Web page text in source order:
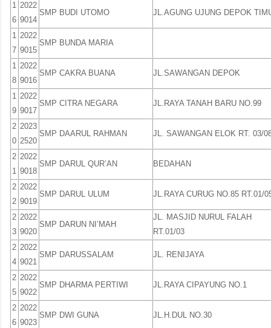
1
6
2022
9014
SMP BUDI UTOMO JL.AGUNG UJUNG DEPOK
1
7
2022
9015
SMP BUNDA MARIA
1
8
2022
9016
SMP CAKRA BUANA JL.SAWANGAN DEPOK
1
9
2022
9017
SMP CITRA NEGARA JL.RAYA TANAH BARU NO.99
2
0
2023
2520
SMP DAARUL RAHMAN JL. SAWANGAN ELOK RT. 03/
2
1
2022
9018
SMP DARUL QUR’AN BEDAHAN
2
2
2022
9019
SMP DARUL ULUM JL.RAYA CURUG NO.85 RT.01/
2
3
2022
9020
SMP DARUN NI’MAH
JL. MASJID NURUL FALAH
RT.01/03
2
4
2022
9021
SMP DARUSSALAM JL. RENIJAYA
2
5
2022
9022
SMP DHARMA PERTIWI JL.RAYA CIPAYUNG NO.1
2
6
2022
9023
SMP DWI GUNA JL.H.DUL NO.30